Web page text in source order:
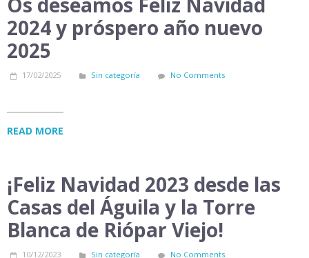
2024 y próspero año nuevo
2025
17/02/2025 Sin categoría No Comments
READ MORE
¡Feliz Navidad 2023 desde las
Casas del Águila y la Torre
Blanca de Riópar Viejo!
10/12/2023 Sin categoría No Comments